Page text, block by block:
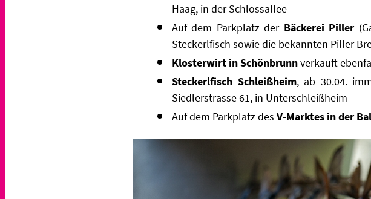
Haag, in der Schlossallee
Auf dem Parkplatz derBäckerei Piller
Steckerlfisch sowie die bekannten Piller
Klosterwirt in Schönbrunnverkauft
Steckerlfisch Schleißheim, ab 30.04.
Siedlerstrasse 61, in Unterschleißheim
Auf dem Parkplatz des V-Marktes in der